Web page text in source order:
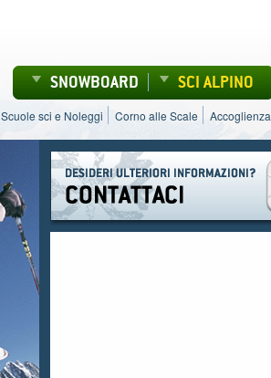
SNOWBOARD SCI ALPINO
Scuole sci e Noleggi Corno alle Scale Accoglienza